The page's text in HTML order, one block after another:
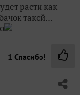
расти как
такой…
1 Спасибо!